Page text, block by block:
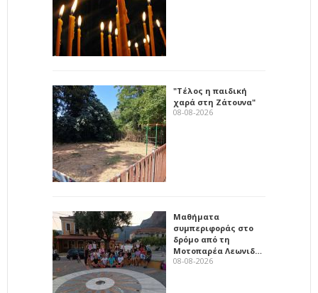
"Τέλος η παιδική
χαρά στη Ζάτουνα"
08-08-2026
Μαθήματα
συμπεριφοράς στο
δρόμο από τη
Μοτοπαρέα Λεωνιδ…
08-08-2026